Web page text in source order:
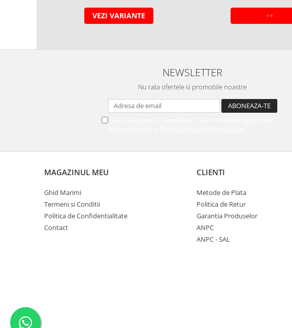
VEZI VARIANTE ADAUGA IN COS
NEWSLETTER
Nu rata ofertele si promotiile noastre
Vreau sa primesc newsletter cu promotiile magazinului.
MAGAZINUL MEU
Ghid Marimi
Termeni si Conditii
Politica de Confidentialitate
Contact
CLIENTI
Metode de Plata
Politica de Retur
Garantia Produselor
ANPC
ANPC - SAL